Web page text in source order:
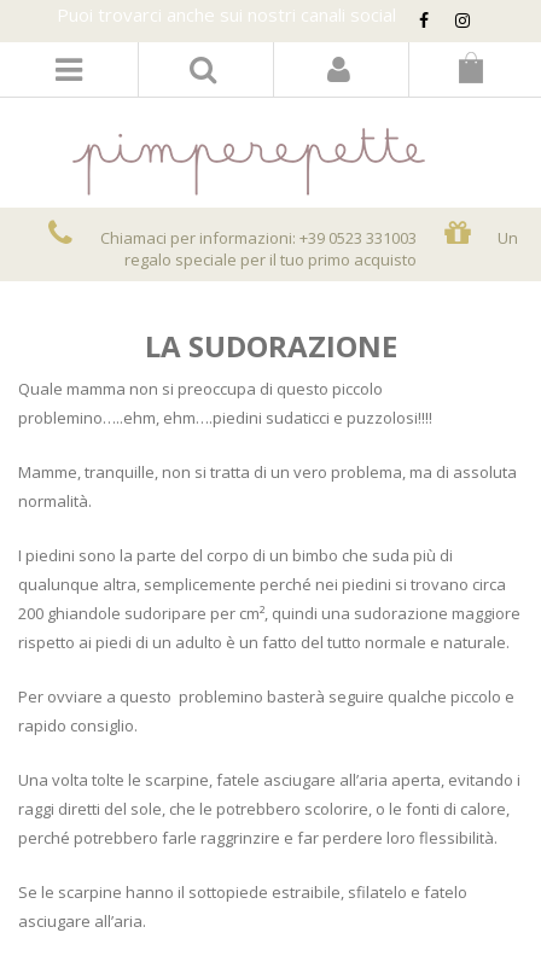
Puoi trovarci anche sui nostri canali social
LOGIN/REGISTER
Chiamaci per informazioni: +39 0523 331003
Un
regalo speciale per il tuo primo acquisto
LA SUDORAZIONE
Quale mamma non si preoccupa di questo piccolo
problemino…..ehm, ehm….piedini sudaticci e puzzolosi!!!!
Mamme, tranquille, non si tratta di un vero problema, ma di assoluta
normalità.
I piedini sono la parte del corpo di un bimbo che suda più di
qualunque altra, semplicemente perché nei piedini si trovano circa
200 ghiandole sudoripare per cm², quindi una sudorazione maggiore
rispetto ai piedi di un adulto è un fatto del tutto normale e naturale.
Per ovviare a questo problemino basterà seguire qualche piccolo e
rapido consiglio.
Una volta tolte le scarpine, fatele asciugare all’aria aperta, evitando i
raggi diretti del sole, che le potrebbero scolorire, o le fonti di calore,
perché potrebbero farle raggrinzire e far perdere loro flessibilità.
Se le scarpine hanno il sottopiede estraibile, sfilatelo e fatelo
asciugare all’aria.